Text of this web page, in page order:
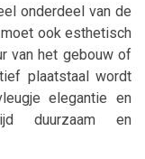
onderdeel van de
ook esthetisch
van het gebouw of
plaatstaal wordt
elegantie en
duurzaam en